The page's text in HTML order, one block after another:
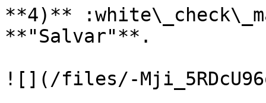
**4)**
**"Salvar"**.
![](/files/-